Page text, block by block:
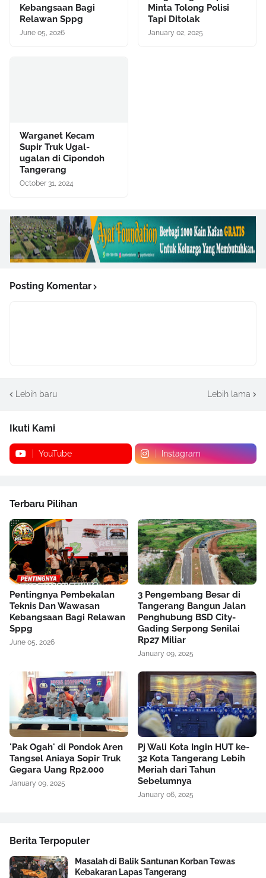
Kebangsaan Bagi
Relawan Sppg
June 05, 2026
Minta Tolong Polisi
Tapi Ditolak
January 02, 2025
Warganet Kecam
Supir Truk Ugal-
ugalan di Cipondoh
Tangerang
October 31, 2024
Posting Komentar
Lebih baru Lebih lama
Ikuti Kami
YouTube Instagram
Terbaru Pilihan
Pentingnya Pembekalan
Teknis Dan Wawasan
Kebangsaan Bagi Relawan
Sppg
June 05, 2026
3 Pengembang Besar di
Tangerang Bangun Jalan
Penghubung BSD City-
Gading Serpong Senilai
Rp27 Miliar
January 09, 2025
'Pak Ogah' di Pondok Aren
Tangsel Aniaya Sopir Truk
Gegara Uang Rp2.000
January 09, 2025
Pj Wali Kota Ingin HUT ke-
32 Kota Tangerang Lebih
Meriah dari Tahun
Sebelumnya
January 06, 2025
Berita Terpopuler
Masalah di Balik Santunan Korban Tewas
Kebakaran Lapas Tangerang